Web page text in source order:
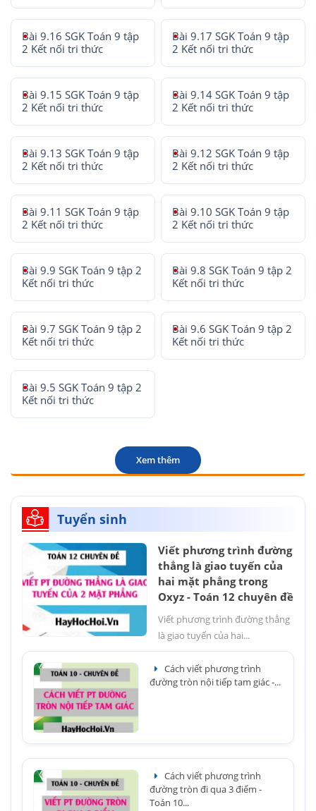
Bài 9.16 SGK Toán 9 tập
2 Kết nối tri thức
Bài 9.17 SGK Toán 9 tập
2 Kết nối tri thức
Bài 9.15 SGK Toán 9 tập
2 Kết nối tri thức
Bài 9.14 SGK Toán 9 tập
2 Kết nối tri thức
Bài 9.13 SGK Toán 9 tập
2 Kết nối tri thức
Bài 9.12 SGK Toán 9 tập
2 Kết nối tri thức
Bài 9.11 SGK Toán 9 tập
2 Kết nối tri thức
Bài 9.10 SGK Toán 9 tập
2 Kết nối tri thức
Bài 9.9 SGK Toán 9 tập 2
Kết nối tri thức
Bài 9.8 SGK Toán 9 tập 2
Kết nối tri thức
Bài 9.7 SGK Toán 9 tập 2
Kết nối tri thức
Bài 9.6 SGK Toán 9 tập 2
Kết nối tri thức
Bài 9.5 SGK Toán 9 tập 2
Kết nối tri thức
Xem thêm
Tuyển sinh
Viết phương trình đường
thẳng là giao tuyến của
hai mặt phẳng trong
Oxyz - Toán 12 chuyên đề
Viết phương trình đường thẳng
là giao tuyến của hai...
Cách viết phương trình
đường tròn nội tiếp tam giác -...
Cách viết phương trình
đường tròn đi qua 3 điểm -
Toán 10...